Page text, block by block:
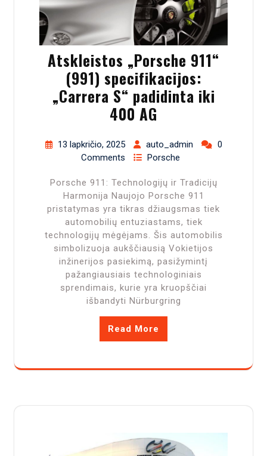
Atskleistos „Porsche 911“
(991) specifikacijos:
„Carrera S“ padidinta iki
400 AG
13 lapkričio, 2025 auto_admin
0
Comments
Porsche
Porsche 911: Technologijų ir Tradicijų
Harmonija Naujojo Porsche 911
pristatymas yra tikras džiaugsmas tiek
automobilių entuziastams, tiek
technologijų mėgėjams. Šis automobilis
simbolizuoja aukščiausią Vokietijos
inžinerijos pasiekimą, pasižymintį
pažangiausiais technologiniais
sprendimais, kurie yra kruopščiai
išbandyti Nürburgring
Read More